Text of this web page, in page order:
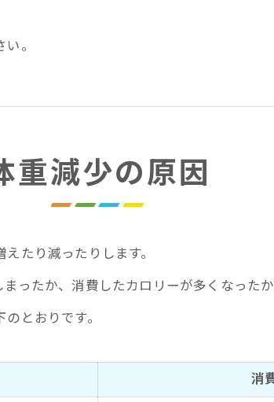
。
重減少の原因
たり減ったりします。
ったか、消費したカロリーが多くなった
とおりです。
消